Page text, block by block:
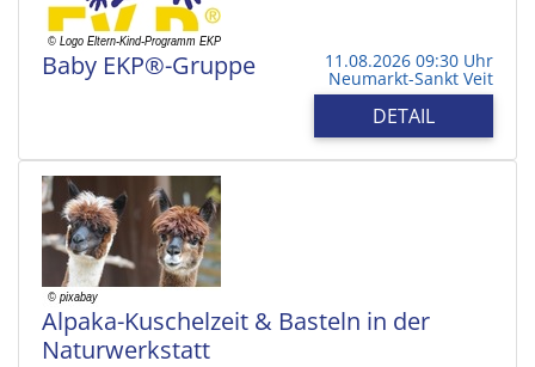
Baby EKP®-Gruppe 11.08.2026 09:30 Uhr
Neumarkt-Sankt Veit
DETAIL
Alpaka-Kuschelzeit & Basteln in der
Naturwerkstatt